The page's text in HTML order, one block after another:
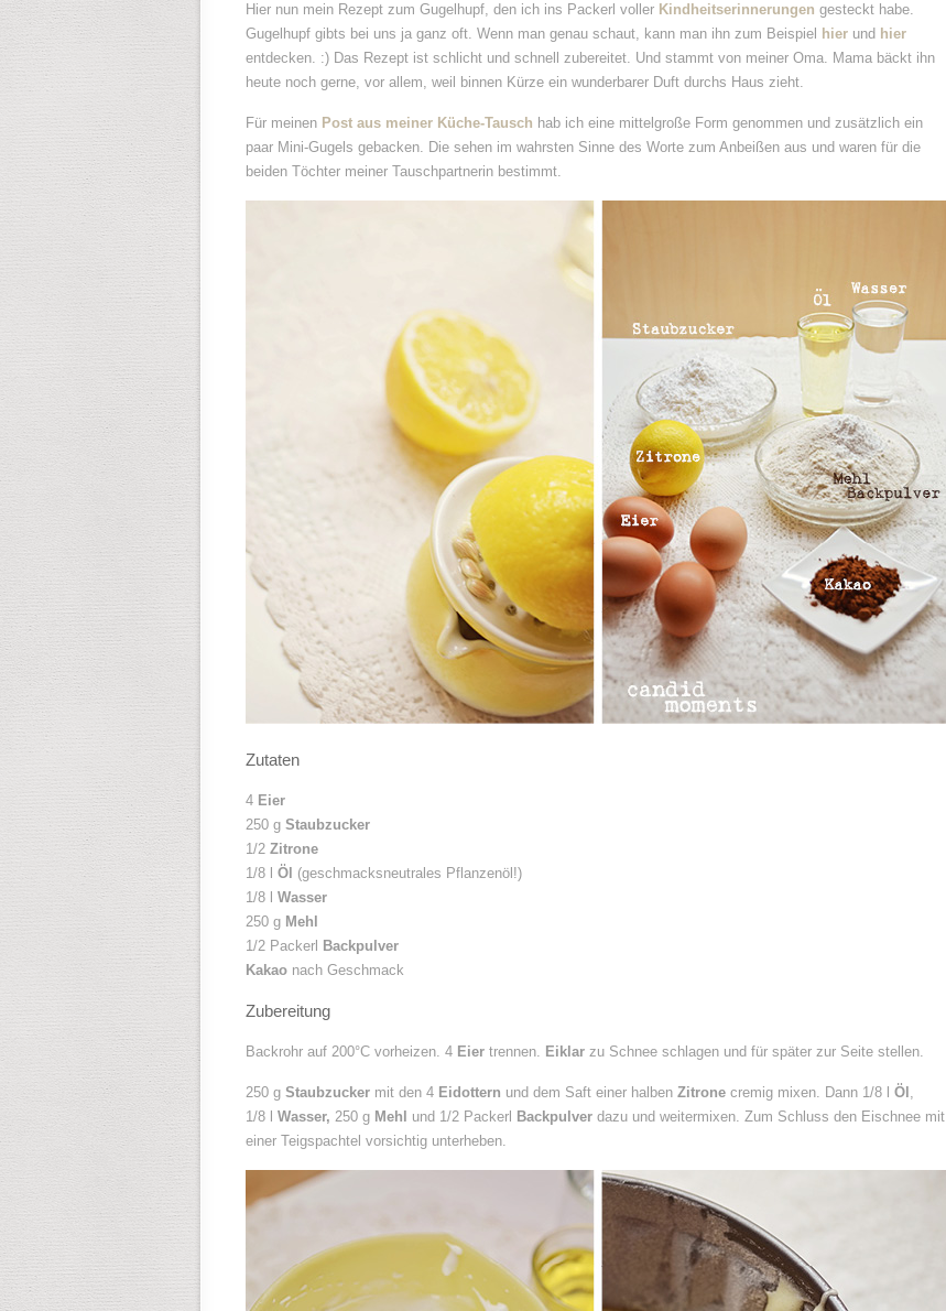
Hier nun mein Rezept zum Gugelhupf, den ich ins Packerl voller Kindheitserinnerungen gesteckt habe.
Gugelhupf gibts bei uns ja ganz oft. Wenn man genau schaut, kann man ihn zum Beispiel
hier und hier
entdecken. :) Das Rezept ist schlicht und schnell zubereitet. Und stammt von meiner Oma. Mama bäckt ihn
heute noch gerne, vor allem, weil binnen Kürze ein wunderbarer Duft durchs Haus zieht.
Für meinen Post aus meiner Küche-Tausch hab ich eine mittelgroße Form genommen und zusätzlich ein
paar Mini-Gugels gebacken. Die sehen im wahrsten Sinne des Worte zum Anbeißen aus und waren für die
beiden Töchter meiner Tauschpartnerin bestimmt.
Zutaten
4 Eier
250 g Staubzucker
1/2 Zitrone
1/8 l Ö (geschmacksneutrales Pflanzenöl!)
1/8 l Wasser
250 g Mehl
1/2 Packerl Backpulver
Kakao nach Geschmack
Zubereitung
Backrohr auf 200°C vorheizen. 4 Eier trennen. Eiklar zu Schnee schlagen und für später zur Seite stellen.
250 g Staubzucker mit den 4 Eidottern und dem Saft einer halben Zitrone cremig mixen. Dann 1/8 l Ö ,
1/8 l Wasser, 250 g Mehl und 1/2 Packerl Backpulver dazu und weitermixen. Zum Schluss den Eischnee mit
einer Teigspachtel vorsichtig unterheben.